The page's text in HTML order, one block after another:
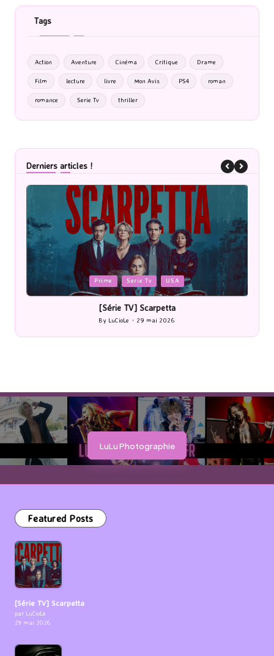
Tags
Action Aventure Cinéma Critique Drame
Film lecture livre Mon Avis PS4 roman
romance Serie Tv thriller
Derniers articles !
Posted
in
Cinéma
[Cinéma] Les Rayons et des ombres
Posted
by
ByLuCioLe
LuLu Photographie
Featured Posts
[Série TV] Scarpetta
par LuCioLe
29 mai 2026